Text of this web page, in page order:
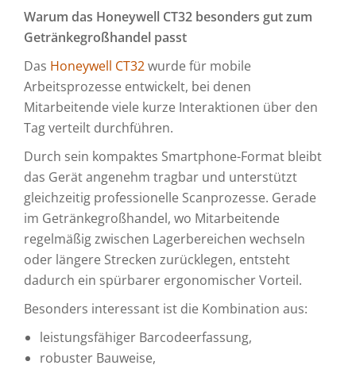
Warum das Honeywell CT32 besonders gut zum
Getränkegroßhandel passt
Das Honeywell CT32wurde für mobile
Arbeitsprozesse entwickelt, bei denen
Mitarbeitende viele kurze Interaktionen über den
Tag verteilt durchführen.
Durch sein kompaktes Smartphone-Format bleibt
das Gerät angenehm tragbar und unterstützt
gleichzeitig professionelle Scanprozesse. Gerade
im Getränkegroßhandel, wo Mitarbeitende
regelmäßig zwischen Lagerbereichen wechseln
oder längere Strecken zurücklegen, entsteht
dadurch ein spürbarer ergonomischer Vorteil.
Besonders interessant ist die Kombination aus:
leistungsfähiger Barcodeerfassung,
robuster Bauweise,